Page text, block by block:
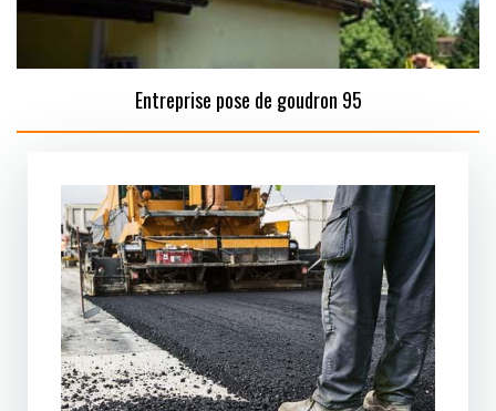
Entreprise pose de goudron 95